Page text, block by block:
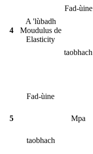
4
A 'lùbadh
Moudulus de
Elasticity
Fad-ùine
taobhach
5
Fad-ùine
Mpa
taobhach